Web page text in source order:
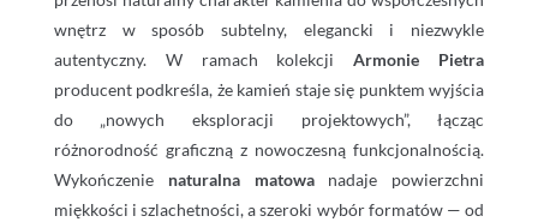
wnętrz w sposób subtelny, elegancki i niezwykle
autentyczny. W ramach kolekcjiArmonie Pietra
producent podkreśla, że kamień staje się punktem wyjścia
do „nowych eksploracji projektowych”, łącząc
różnorodność graficzną z nowoczesną funkcjonalnością.
Wykończenie naturalna matowanadaje powierzchni
miękkości i szlachetności, a szeroki wybór formatów — od